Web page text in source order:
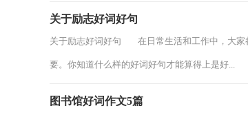
关于励志好词好句
关于励志好词好句 在日常生活和工作中，大家
要。你知道什么样的好词好句才能算得上是好...
图书馆好词作文5篇